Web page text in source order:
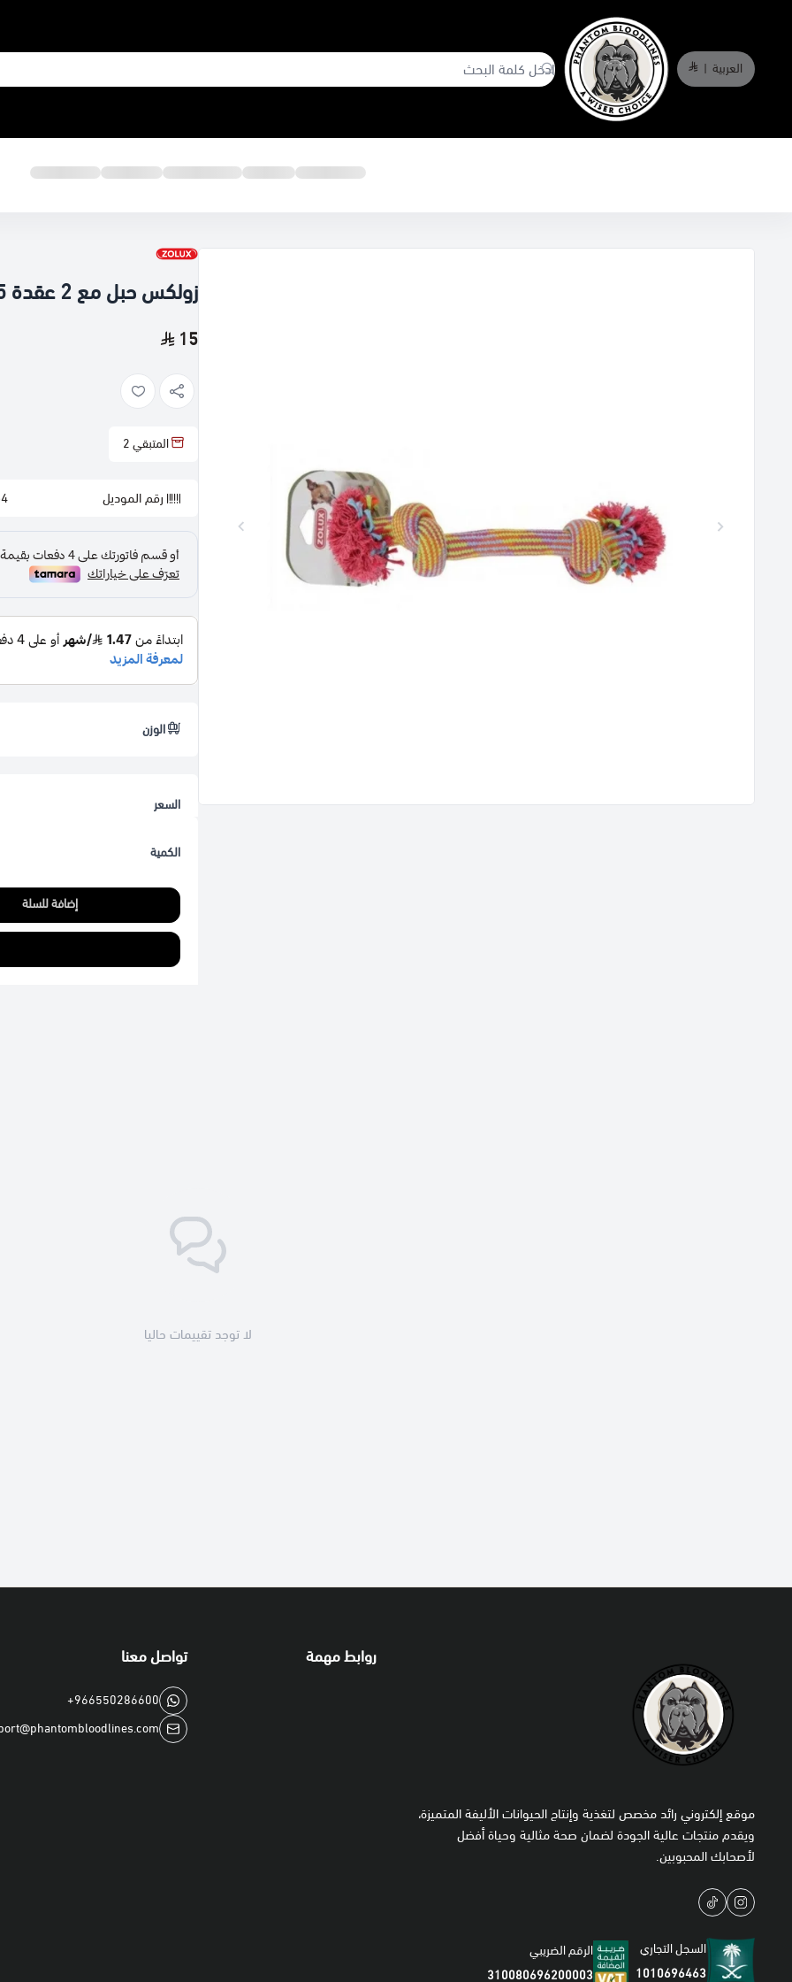
العربية |
phantombloodlines
زولكس حبل مع 2 عقدة 25 سم
15
المتبقي2
رقم الموديل
الوزن
السعر
الكمية
إضافة للسلة
لا توجد تقييمات حاليا
موقع إلكتروني رائد مخصص لتغذية وإنتاج الحيوانات الأليفة المتميزة،
ويقدم منتجات عالية الجودة لضمان صحة مثالية وحياة أفضل
لأصحابك المحبوبين.
السجل التجاري
1010696463
الرقم الضريبي
310080696200003
روابط مهمة تواصل معنا
+966550286600